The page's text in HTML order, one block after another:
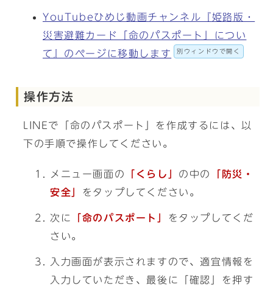
YouTubeひめじ動画チャンネル『姫路版・
災害避難カード「命のパスポート」につい
て』のページに移動します
別ウィンドウで開く
操作方法
LINEで「命のパスポート」を作成するには、以
下の手順で操作してください。
メニュー画面の 「くらし」 の中の
「防災・
安全」
をタップしてください。
次に 「命のパスポート」
をタップしてくだ
さい。
入力画面が表示されますので、適宜情報を
入力していただき、最後に「確認」を押す